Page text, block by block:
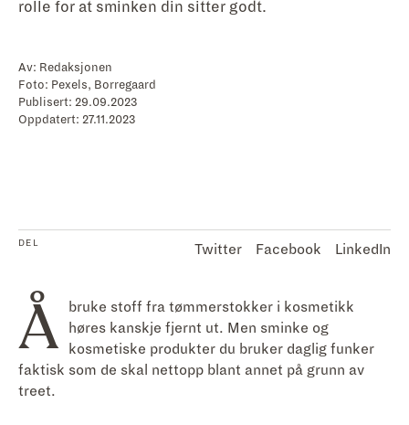
rolle for at sminken din sitter godt.
Av: Redaksjonen
Foto: Pexels, Borregaard
Publisert: 29.09.2023
Oppdatert: 27.11.2023
DEL Twitter Facebook LinkedIn
Å
bruke stoff fra tømmerstokker i kosmetikk
høres kanskje fjernt ut. Men sminke og
kosmetiske produkter du bruker daglig funker
faktisk som de skal nettopp blant annet på grunn av
treet.